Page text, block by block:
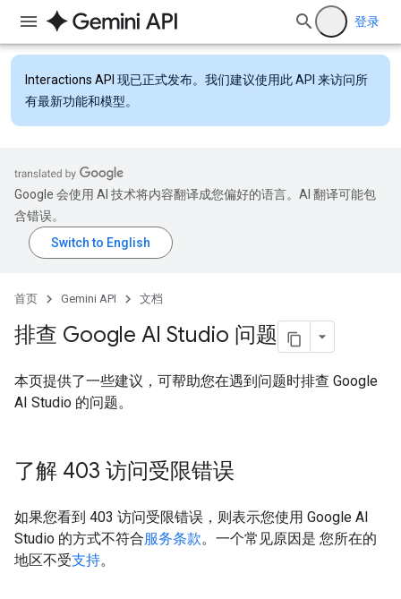
登录
Interactions API 现已正式发布。我们建议使用此 API 来访问所
有最新功能和模型。
Google 会使用 AI 技术将内容翻译成您偏好的语言。AI 翻译可能包
含错误。
首页 Gemini API 文档
排查 Google AI Studio 问题
本页提供了一些建议，可帮助您在遇到问题时排查 Google
AI Studio 的问题。
了解 403 访问受限错误
如果您看到 403 访问受限错误，则表示您使用 Google AI
Studio 的方式不符合服务条款。一个常见原因是 您所在的
地区不受支持。